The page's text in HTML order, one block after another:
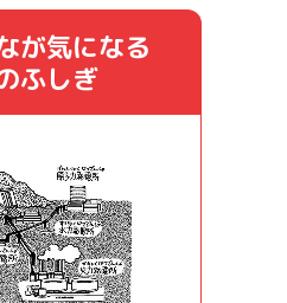
が気になる
ふしぎ